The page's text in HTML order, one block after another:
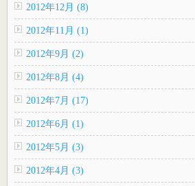
2012年12月 (8)
2012年11月 (1)
2012年9月 (2)
2012年8月 (4)
2012年7月 (17)
2012年6月 (1)
2012年5月 (3)
2012年4月 (3)